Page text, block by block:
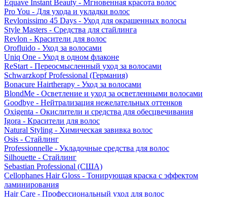
Equave Instant Beauty - Мгновенная красота волос
Pro You - Для ухода и укладки волос
Revlonissimo 45 Days - Уход для окрашенных волосы
Style Masters - Средства для стайлинга
Revlon - Красители для волос
Orofluido - Уход за волосами
Uniq One - Уход в одном флаконе
ReStart - Переосмысленный уход за волосами
Schwarzkopf Professional (Германия)
Bonacure Hairtherapy - Уход за волосами
BlondMe - Осветление и уход за осветленными волосами
Goodbye - Нейтрализация нежелательных оттенков
Oxigenta - Окислители и средства для обесцвечивания
Igora - Красители для волос
Natural Styling - Химическая завивка волос
Osis - Стайлинг
Professionnelle - Укладочные средства для волос
Silhouette - Стайлинг
Sebastian Professional (США)
Cellophanes Hair Gloss - Тонирующая краска с эффектом
ламинирования
Hair Care - Профессиональный уход для волос